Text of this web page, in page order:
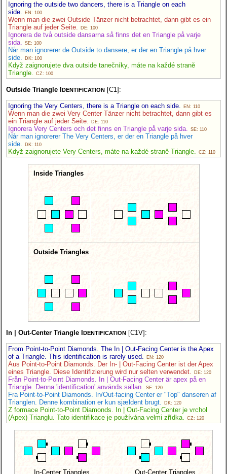
Ignoring the outside two dancers, there is a Triangle on each
side.
EN: 100
Wenn man die zwei Outside Tänzer nicht betrachtet, dann gibt es ein
Triangle auf jeder Seite.
DE: 100
Ignorera de två outside dansarna så finns det en Triangle på varje
sida. SE: 100
Når man ignorerer de Outside to dansere, er der en Triangle på hver
side.
DK: 100
Když zaignorujete dva outside tanečníky, máte na každé straně
Triangle. CZ: 100
Outside Triangle IDENTIFICATION [C1]:
Ignoring the Very Centers, there is a Triangle on each side. EN: 110
Wenn man die zwei Very Center Tänzer nicht betrachtet, dann gibt es
ein Triangle auf jeder Seite.
DE: 110
Ignorera Very Centers och det finns en Triangle på varje sida. SE: 110
Når man ignorerer The Very Centers, er der en Triangle på hver
side.
DK: 110
Když zaignorujete Very Centers, máte na každé straně Triangle. CZ: 110
Inside Triangles
Outside Triangles
In | Out-Center Triangle IDENTIFICATION [C1V]:
From Point-to-Point Diamonds. The In | Out-Facing Center is the Apex
of a Triangle. This identification is rarely used.
EN: 120
Aus Point-to-Point Diamonds. Der In- | Out-Facing Center ist der Apex
eines Triangle. Diese Identifizierung wird nur selten verwendet.
DE: 120
Från Point-to-Point Diamonds. In | Out-Facing Center är apex på en
Triangle. Denna 'identification' används sällan.
SE: 120
Fra Point-to-Point Diamonds. In/Out-facing Center er "Top" danseren af
Trianglen. Denne kombination er kun sjældent brugt.
DK: 120
Z formace Point-to-Point Diamonds. In | Out-Facing Center je vrchol
(Apex) Trianglu. Tato identifikace je používána velmi zřídka.
CZ: 120
In-Center Triangles Out-Center Triangles